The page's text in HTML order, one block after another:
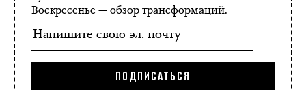
Воскресенье — обзор трансформаций.